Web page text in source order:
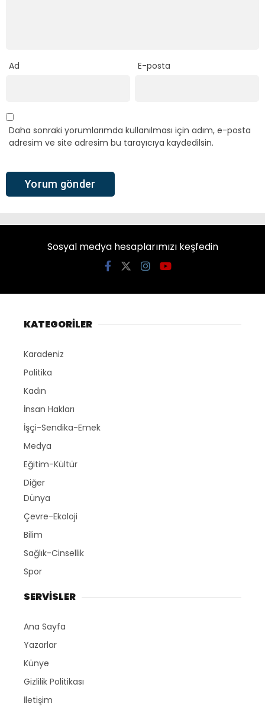
Ad E-posta
Daha sonraki yorumlarımda kullanılması için adım, e-posta
adresim ve site adresim bu tarayıcıya kaydedilsin.
Sosyal medya hesaplarımızı keşfedin
KATEGORİLER
Karadeniz
Politika
Kadın
İnsan Hakları
İşçi-Sendika-Emek
Medya
Eğitim-Kültür
Diğer
Dünya
Çevre-Ekoloji
Bilim
Sağlık-Cinsellik
Spor
SERVİSLER
Ana Sayfa
Yazarlar
Künye
Gizlilik Politikası
İletişim